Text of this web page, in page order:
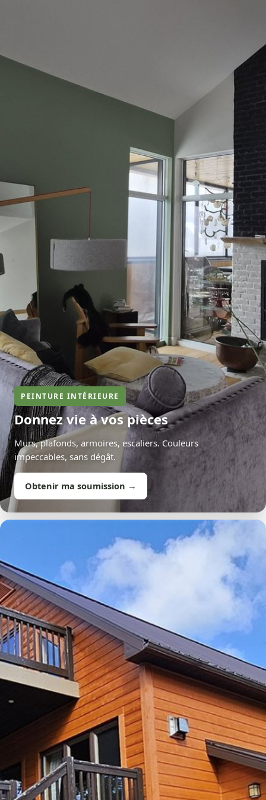
PEINTURE INTÉRIEURE
Donnez vie à vos pièces
Murs, plafonds, armoires, escaliers. Couleurs
impeccables, sans dégât.
Obtenir ma soumission →